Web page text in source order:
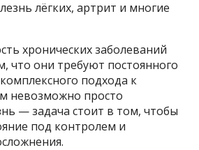
лёгких, артрит и многие
хронических заболеваний
что они требуют постоянного
подхода к
невозможно просто
— задача стоит в том, чтобы
под контролем и